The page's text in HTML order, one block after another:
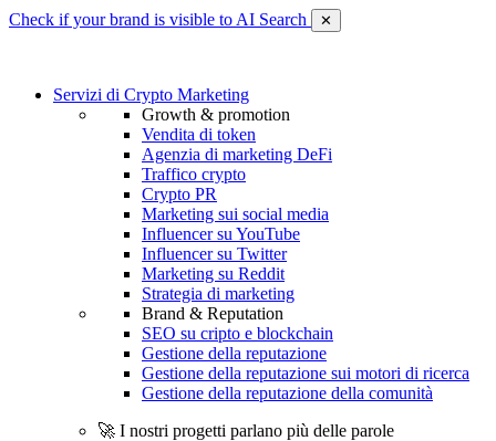
Check if your brand is visible to AI Search ✕
Servizi di Crypto Marketing
Growth & promotion
Vendita di token
Agenzia di marketing DeFi
Traffico crypto
Crypto PR
Marketing sui social media
Influencer su YouTube
Influencer su Twitter
Marketing su Reddit
Strategia di marketing
Brand & Reputation
SEO su cripto e blockchain
Gestione della reputazione
Gestione della reputazione sui motori di ricerca
Gestione della reputazione della comunità
🚀 I nostri progetti parlano più delle parole